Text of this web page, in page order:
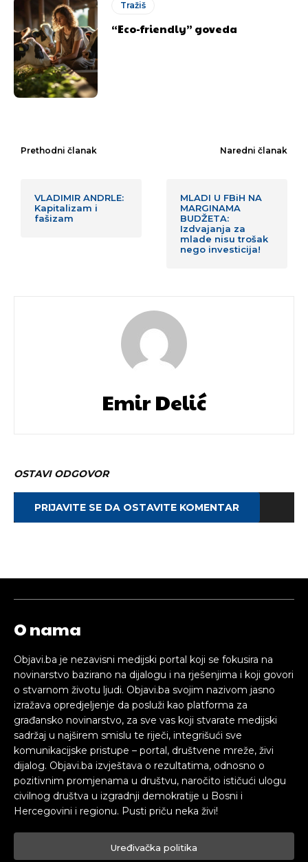
Tražiš
“Eco-friendly” goveda
Prethodni članak
VLADIMIR ANDRLE:
Kapitalizam i
fašizam
Naredni članak
MLADI U FBiH NA
MARGINAMA
BUDŽETA:
Izdvajanja za
mlade nisu trošak
nego investicija!
Emir Delić
OSTAVI ODGOVOR
PRIJAVITE SE DA OSTAVITE KOMENTAR
O nama
Objavi.ba je nezavisni medijski portal koji se fokusira na
novinarstvo bazirano na dijalogu i na rješenjima i koji govori
o stvarnom životu ljudi. Objavi.ba svojim nazivom jasno
izražava opredjeljenje da posluži kao platforma za
građansko novinarstvo, za sve vas koji stvarate medijski
sadržaj u najširem smislu te riječi, integrišući sve
komunikacijske pristupe – portal, društvene mreže, živi
dijalog. Objavi.ba izvještava o rezultatima, odnosno o
pozitivnim promjenama u društvu, naročito ističući ulogu
civilnog društva u izgradnji demokratije u Bosni i
Hercegovini i regionu. Pusti priču neka živi!
Uređivačka politika